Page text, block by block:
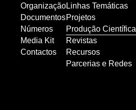
Organização
Documentos
Números
Media Kit
Contactos
Linhas Temáticas
Projetos
Produção Científica
Revistas
Recursos
Parcerias e Redes